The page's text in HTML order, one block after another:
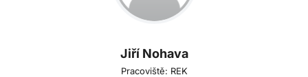
Jiří Nohava
Pracoviště: REK